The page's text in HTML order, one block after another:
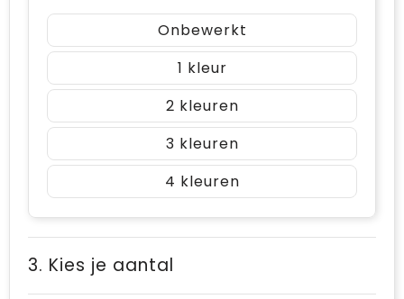
Onbewerkt
1
2
3
4
3. Kies je aantal